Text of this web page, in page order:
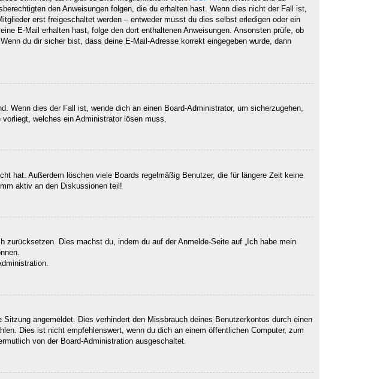
den Anweisungen folgen, die du erhalten hast. Wenn dies nicht der Fall ist,
erst freigeschaltet werden – entweder musst du dies selbst erledigen oder ein
E-Mail erhalten hast, folge den dort enthaltenen Anweisungen. Ansonsten prüfe, ob
du dir sicher bist, dass deine E-Mail-Adresse korrekt eingegeben wurde, dann
Wenn dies der Fall ist, wende dich an einen Board-Administrator, um sicherzugehen,
welches ein Administrator lösen muss.
hat. Außerdem löschen viele Boards regelmäßig Benutzer, die für längere Zeit keine
aktiv an den Diskussionen teil!
Dies machst du, indem du auf der Anmelde-Seite auf „Ich habe mein
angemeldet. Dies verhindert den Missbrauch deines Benutzerkontos durch einen
Dies ist nicht empfehlenswert, wenn du dich an einem öffentlichen Computer, zum
von der Board-Administration ausgeschaltet.